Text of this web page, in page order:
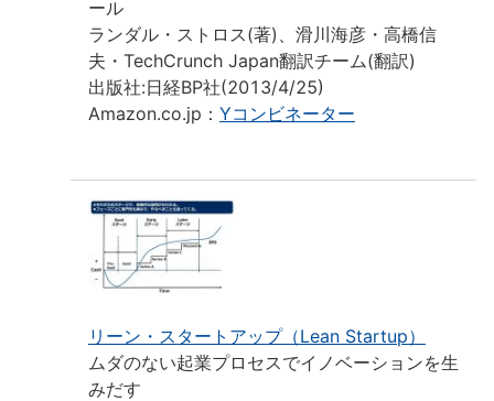
ール
ランダル・ストロス(著)、滑川海彦・高橋信
夫・TechCrunch Japan翻訳チーム(翻訳)
出版社:日経BP社(2013/4/25)
Amazon.co.jp： Yコンビネーター
リーン・スタートアップ（Lean Startup）
ムダのない起業プロセスでイノベーションを生
みだす